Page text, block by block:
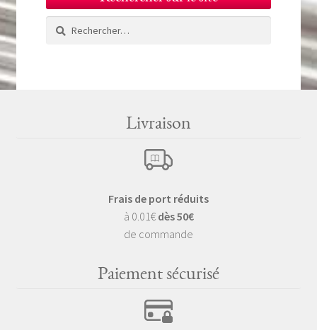
Rechercher :
Livraison
Frais de port réduits
à 0.01€ dès 50€
de commande
Paiement sécurisé